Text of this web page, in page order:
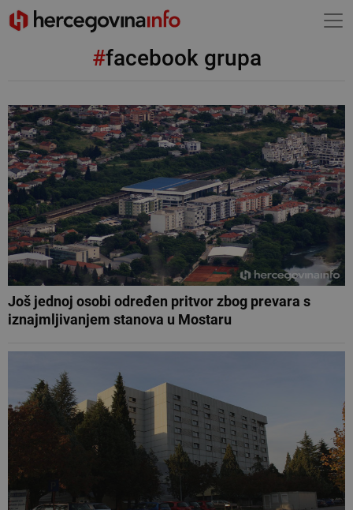
#facebook grupa
Još jednoj osobi određen pritvor zbog prevara s
iznajmljivanjem stanova u Mostaru